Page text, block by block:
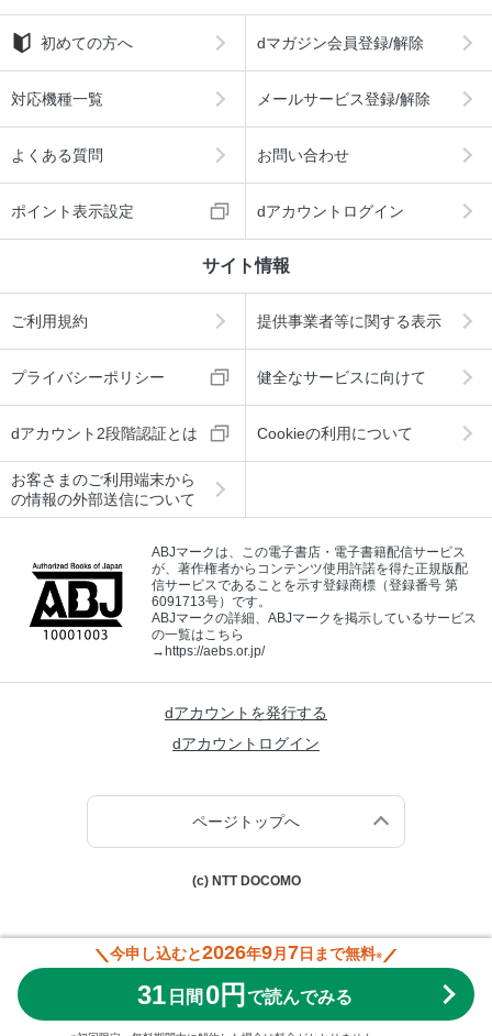
初めての方へ dマガジン会員登録/解除
対応機種一覧 メールサービス登録/解除
よくある質問 お問い合わせ
ポイント表示設定 dアカウントログイン
サイト情報
ご利用規約 提供事業者等に関する表示
プライバシーポリシー 健全なサービスに向けて
dアカウント2段階認証とは Cookieの利用について
お客さまのご利用端末から
の情報の外部送信について
ABJマークは、この電子書店・電子書籍配信サービス
が、著作権者からコンテンツ使用許諾を得た正規版配
信サービスであることを示す登録商標（登録番号 第
6091713号）です。
ABJマークの詳細、ABJマークを掲示しているサービス
の一覧はこちら
→https://aebs.or.jp/
dアカウントを発行する
dアカウントログイン
ページトップへ
(c) NTT DOCOMO
今申し込むと2026年9月 7日まで無料※
31 日間 0円 で読んでみる